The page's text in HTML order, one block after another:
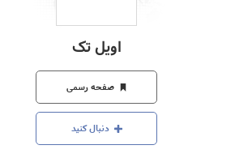
شرکت‌ها،
سازمان‌ها
و
روابط
عمومی‌ها
اویل تک
صفحه رسمی
دنبال کنید